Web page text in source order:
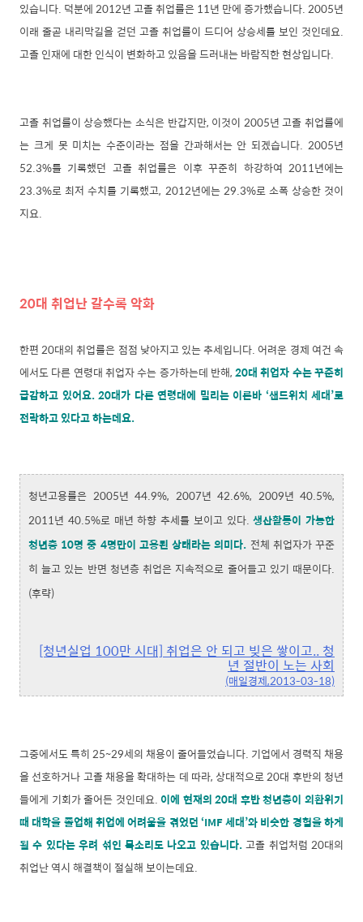
있습니다. 덕분에 2012년 고졸 취업률은 11년 만에 증가했습니다. 2005년
이래 줄곧 내리막길을 걷던 고졸 취업률이 드디어 상승세를 보인 것인데요.
고졸 인재에 대한 인식이 변화하고 있음을 드러내는 바람직한 현상입니다.
고졸 취업률이 상승했다는 소식은 반갑지만, 이것이 2005년 고졸 취업률에
는 크게 못 미치는 수준이라는 점을 간과해서는 안 되겠습니다. 2005년
52.3%를 기록했던 고졸 취업률은 이후 꾸준히 하강하여 2011년에는
23.3%로 최저 수치를 기록했고, 2012년에는 29.3%로 소폭 상승한 것이
지요.
20대 취업난 갈수록 악화
한편 20대의 취업률은 점점 낮아지고 있는 추세입니다. 어려운 경제 여건 속
에서도 다른 연령대 취업자 수는 증가하는데 반해,20대 취업자 수는 꾸준히
급감하고 있어요. 20대가 다른 연령대에 밀리는 이른바 ‘샌드위치 세대’로
전락하고 있다고 하는데요.
청년고용률은 2005년 44.9%, 2007년 42.6%, 2009년 40.5%,
2011년 40.5%로 매년 하향 추세를 보이고 있다. 생산활동이 가능한
청년층 10명 중 4명만이 고용된 상태라는 의미다. 전체 취업자가 꾸준
히 늘고 있는 반면 청년층 취업은 지속적으로 줄어들고 있기 때문이다.
(후략)
[청년실업 100만 시대] 취업은 안 되고 빚은 쌓이고.. 청
년 절반이 노는 사회
(매일경제,2013-03-18)
그중에서도 특히 25~29세의 채용이 줄어들었습니다. 기업에서 경력직 채용
을 선호하거나 고졸 채용을 확대하는 데 따라, 상대적으로 20대 후반의 청년
들에게 기회가 줄어든 것인데요. 이에 현재의 20대 후반 청년층이 외환위기
때 대학을 졸업해 취업에 어려움을 겪었던 ‘IMF 세대’와 비슷한 경험을 하게
될 수 있다는 우려 섞인 목소리도 나오고 있습니다.고졸 취업처럼 20대의
취업난 역시 해결책이 절실해 보이는데요.